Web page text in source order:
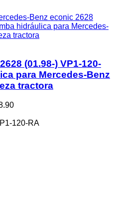
Benz econic 2628
hidráulica para Mercedes-
tractora
(01.98-) VP1-120-
para Mercedes-Benz
tractora
120-RA